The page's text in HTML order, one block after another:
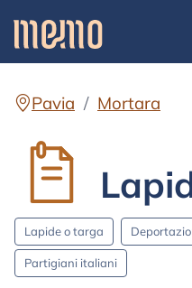
Pavia Mortara
Lapide o targa
Partigiani italiani